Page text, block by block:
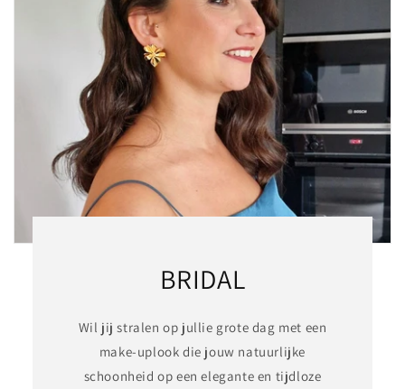
BRIDAL
Wil jij stralen op jullie grote dag met een
make-uplook die jouw natuurlijke
schoonheid op een elegante en tijdloze